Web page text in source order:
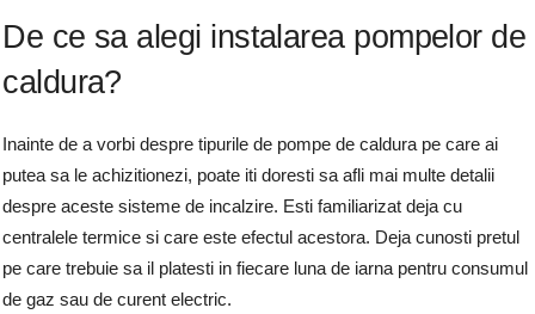
De ce sa alegi instalarea pompelor de
caldura?
Inainte de a vorbi despre tipurile de pompe de caldura pe care ai
putea sa le achizitionezi, poate iti doresti sa afli mai multe detalii
despre aceste sisteme de incalzire. Esti familiarizat deja cu
centralele termice si care este efectul acestora. Deja cunosti pretul
pe care trebuie sa il platesti in fiecare luna de iarna pentru consumul
de gaz sau de curent electric.